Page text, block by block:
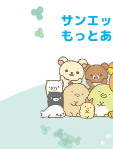
サンエ
もっと